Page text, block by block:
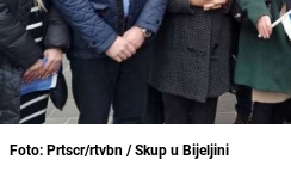
Foto: Prtscr/rtvbn / Skup u Bijeljini